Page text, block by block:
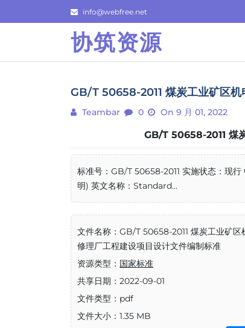
to
info@webfree.net
协筑资源
GB/T 50658-2011 煤炭工业矿区机
Teambar 0 On 9 月 01, 2022
GB/T 50658-2011 煤
标准号：GB/T 50658-2011 实施状态：现
明) 英文名称：Standard...
文件名称：GB/T 50658-2011 煤炭工业矿区
修理厂工程建设项目设计文件编制标准
资源类型： 国家标准
共享日期：2022-09-01
文件类型：pdf
文件大小：1.35 MB